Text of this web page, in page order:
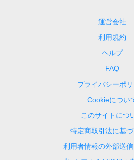
運営会社
利用規約
ヘルプ
FAQ
プライバシーポ
Cookieについ
このサイトにつ
特定商取引法に基
利用者情報の外部送